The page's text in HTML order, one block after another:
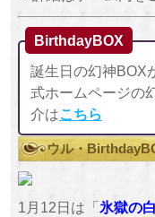
BirthdayBOX
誕生日の幻神BOX
式ホームページの
介はこちら
ウル・
1月12日は「氷獄の